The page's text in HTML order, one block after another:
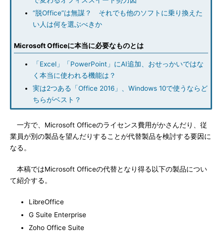
“脱Office”は無謀？ それでも他のソフトに乗り換えた
い人は何を選ぶべきか
Microsoft Officeに本当に必要なものとは
「Excel」「PowerPoint」にAI追加、おせっかいではな
く本当に使われる機能は？
実は2つある「Office 2016」、Windows 10で使うならど
ちらがベスト？
一方で、Microsoft Officeのライセンス費用がかさんだり、従
業員が別の製品を望んだりすることが代替製品を検討する要因に
なる。
本稿ではMicrosoft Officeの代替となり得る以下の製品につい
て紹介する。
LibreOffice
G Suite Enterprise
Zoho Office Suite